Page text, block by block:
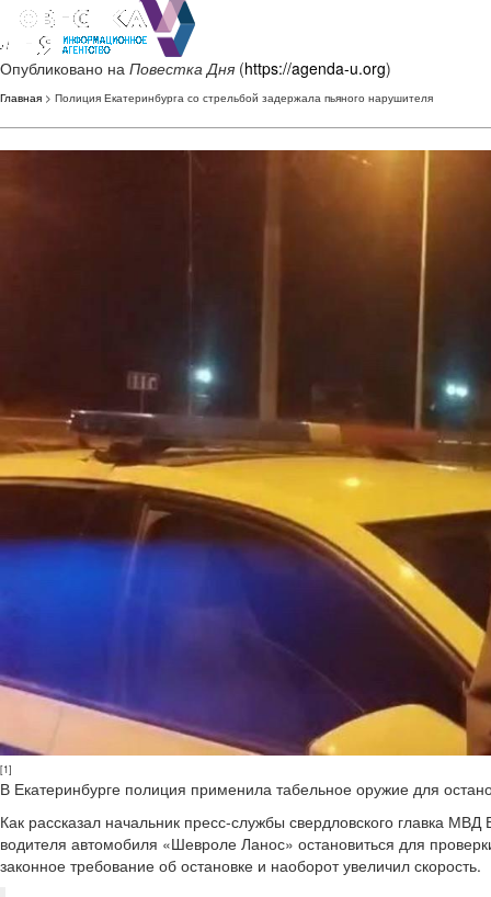
Опубликовано на Повестка Дня (https://agenda-u.org)
Главная > Полиция Екатеринбурга со стрельбой задержала пьяного нарушителя
[1]
В Екатеринбурге полиция применила табельное оружие для
Как рассказал начальник пресс-службы свердловского главка
водителя автомобиля «Шевроле Ланос» остановиться для
законное требование об остановке и наоборот увеличил скорость.